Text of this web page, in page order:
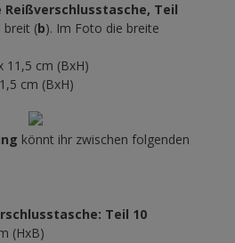
Reißverschlusstasche, Teil
breit (b). Im Foto die breite
11,5 cm (BxH)
cm (BxH)
könnt ihr zwischen folgenden
Teil 10
(HxB)